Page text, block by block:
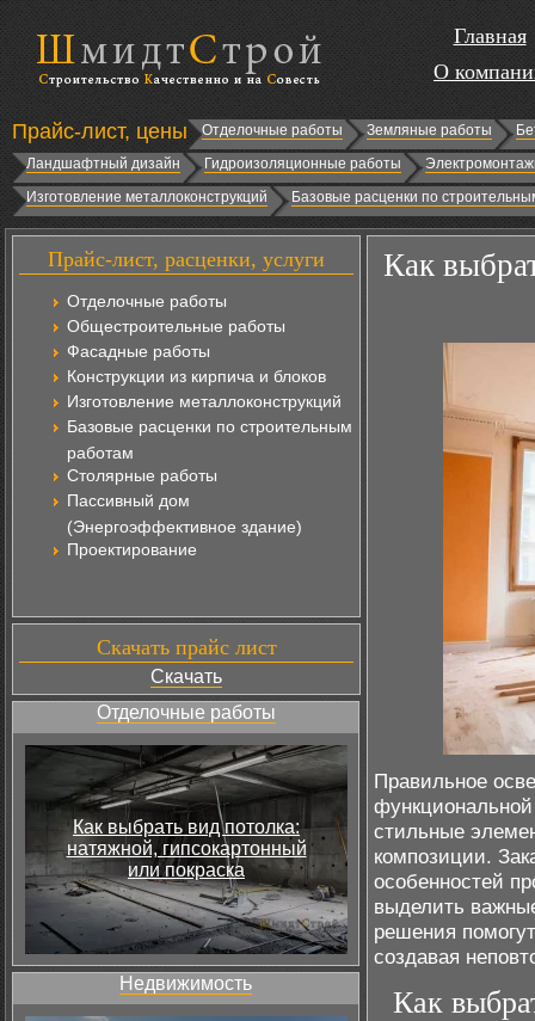
Главная
О
Прайс-лист, цены Отделочные работы Земляные работы
Ландшафтный дизайн
Гидроизоляционные работы
Изготовление металлоконструкций
Базовые расценки по
Прайс-лист, расценки, услуги
Отделочные работы
Общестроительные работы
Фасадные работы
Конструкции из кирпича и блоков
Изготовление металлоконструкций
Базовые расценки по строительным
работам
Столярные работы
Пассивный дом
(Энергоэффективное здание)
Проектирование
Скачать прайс лист
Скачать
Отделочные работы
Как выбрать вид потолка:
натяжной, гипсокартонный
или покраска
Недвижимость
Как
Правильное
стильные
композиции.
особенностей
выделить
решения
создавая
Как